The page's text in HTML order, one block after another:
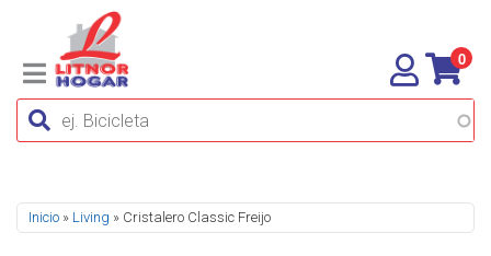
0
Se encuentra usted aquí
Inicio » Living » Cristalero Classic Freijo